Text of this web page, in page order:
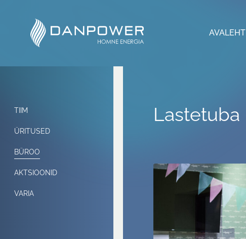
AVALEHT
TIIM
ÜRITUSED
BÜROO
AKTSIOONID
VARIA
Lastetuba